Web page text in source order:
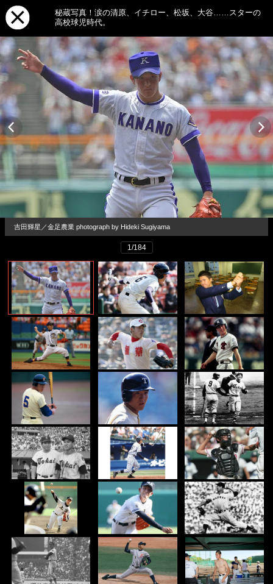
秘蔵写真！涙の清原、イチロー、松坂、大谷……スターの
高校球児時代。
吉田輝星／金足農業 photograph by Hideki Sugiyama
1/184